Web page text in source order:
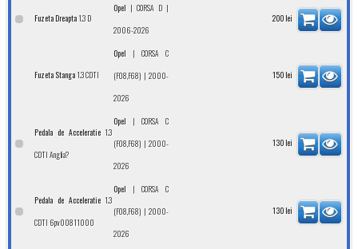
Fuzeta Dreapta 1.3 D
Opel | CORSA D |
2006-2026
200 lei
Fuzeta Stanga 1.3 CDTI
Opel |CORSA C
(F08,F68) | 2000-
2026
150 lei
Pedala de Acceleratie1.3
CDTI Anglia?
Opel |CORSA C
(F08,F68) | 2000-
2026
130 lei
Pedala de Acceleratie1.3
CDTI 6pv00811000
Opel |CORSA C
(F08,F68) | 2000-
2026
130 lei